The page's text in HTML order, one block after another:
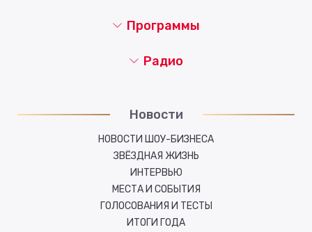
Новости
НОВОСТИ ШОУ-БИЗНЕСА
ЗВЁЗДНАЯ ЖИЗНЬ
ИНТЕРВЬЮ
МЕСТА И СОБЫТИЯ
ГОЛОСОВАНИЯ И ТЕСТЫ
ИТОГИ ГОДА
Программы
Радио